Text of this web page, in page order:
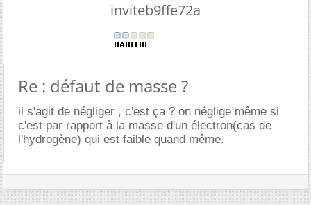
inviteb9ffe72a
Re : défaut de masse ?
il s'agit de négliger , c'est ça ? on néglige même si
c'est par rapport à la masse d'un électron(cas de
l'hydrogène) qui est faible quand même.